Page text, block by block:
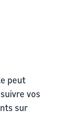
peut
vos
sur